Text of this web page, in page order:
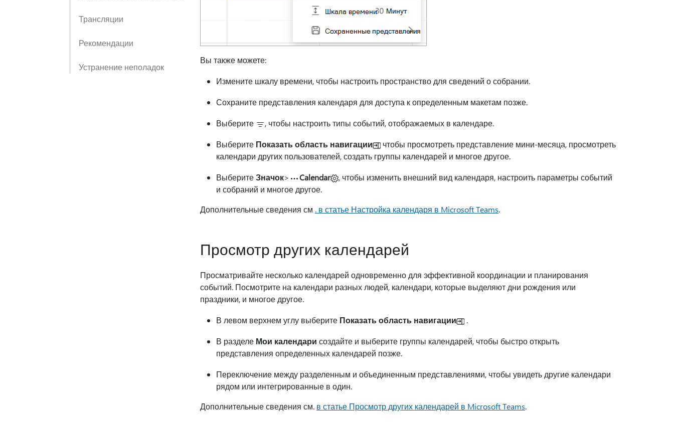
Трансляции
Рекомендации
Устранение неполадок
Вы также можете:
Измените шкалу времени, чтобы настроить пространство для сведений о собрании.
Сохраните представления календаря для доступа к определенным макетам позже.
Выберите
, чтобы настроить типы событий, отображаемых в календаре.
Выберите Показать область навигации
чтобы просмотреть представление мини-месяца, просмотреть
календари других пользователей, создать группы календарей и многое другое.
ВыберитеЗначок> Calendar
, чтобы изменить внешний вид календаря, настроить параметры событий
и собраний и многое другое.
Дополнительные сведения см . в статье Настройка календаря в Microsoft Teams.
Просмотр других календарей
Просматривайте несколько календарей одновременно для эффективной координации и планирования
событий. Посмотрите на календари разных людей, календари, которые выделяют дни рождения или
праздники, и многое другое.
В левом верхнем углу выберите Показать область навигации
.
В разделе Мои календари создайте и выберите группы календарей, чтобы быстро открыть
представления определенных календарей позже.
Переключение между разделенным и объединенным представлениями, чтобы увидеть другие календари
рядом или интегрированные в один.
Дополнительные сведения см. в статье Просмотр других календарей в Microsoft Teams.